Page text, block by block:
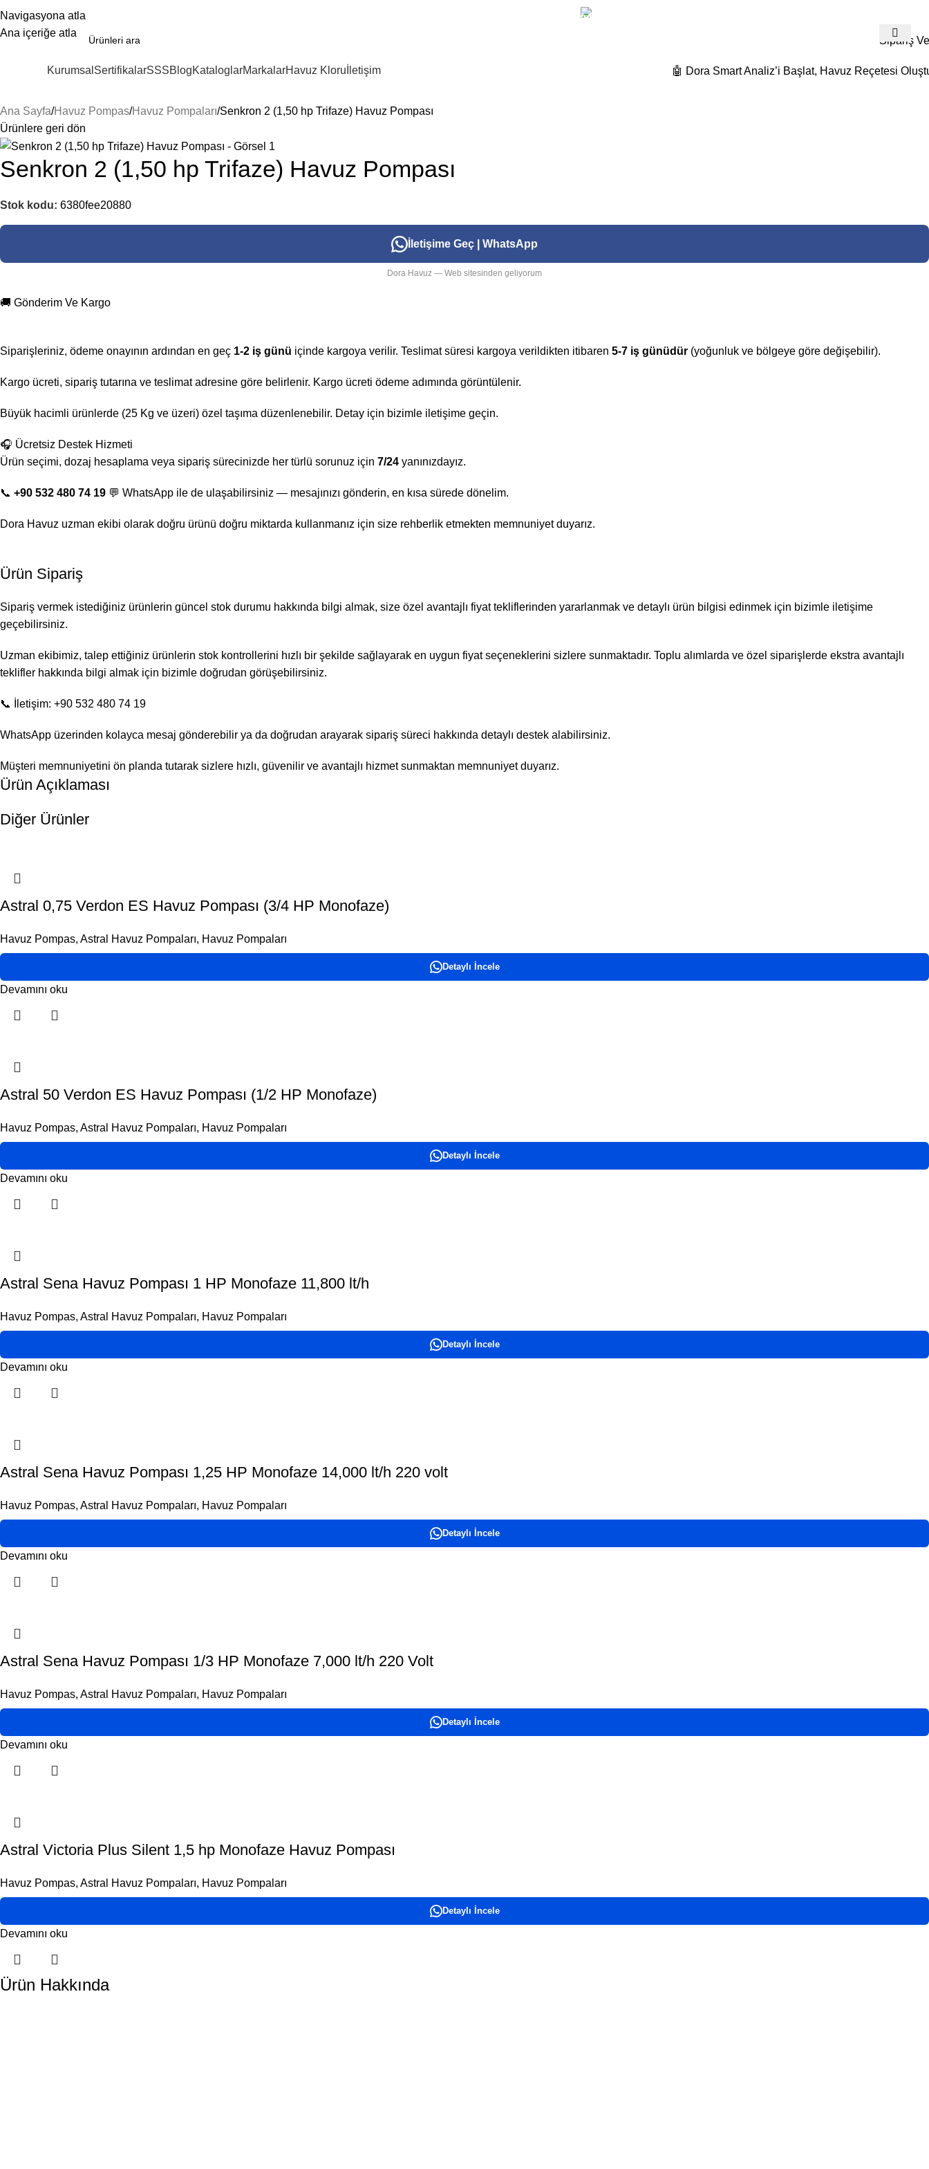
Navigasyona atla
Ana içeriğe atla
Sipariş
Kurumsal SertifikalarSSSBlogKataloglarMarkalarHavuz Kloru İletişim 🤖 Dora Smart Analiz’i Başlat, Havuz Reçetesi
Ana Sayfa Havuz Pompas Havuz Pompaları Senkron 2 (1,50 hp Trifaze) Havuz Pompası
Ürünlere geri dön
Senkron 2 (1,50 hp Trifaze) Havuz Pompası
Stok kodu: 6380fee20880
İletişime Geç | WhatsApp
Dora Havuz — Web sitesinden geliyorum
🚚 Gönderim Ve Kargo
Siparişleriniz, ödeme onayının ardından en geç 1-2 iş günü içinde kargoya verilir. Teslimat süresi kargoya verildikten itibaren 5-7 iş günüdür (yoğunluk ve bölgeye göre değişebilir).
Kargo ücreti, sipariş tutarına ve teslimat adresine göre belirlenir. Kargo ücreti ödeme adımında görüntülenir.
Büyük hacimli ürünlerde (25 Kg ve üzeri) özel taşıma düzenlenebilir. Detay için bizimle iletişime geçin.
🎧 Ücretsiz Destek Hizmeti
Ürün seçimi, dozaj hesaplama veya sipariş sürecinizde her türlü sorunuz için 7/24 yanınızdayız.
📞 +90 532 480 74 19 💬 WhatsApp ile de ulaşabilirsiniz — mesajınızı gönderin, en kısa sürede dönelim.
Dora Havuz uzman ekibi olarak doğru ürünü doğru miktarda kullanmanız için size rehberlik etmekten memnuniyet duyarız.
Ürün Sipariş
Sipariş vermek istediğiniz ürünlerin güncel stok durumu hakkında bilgi almak, size özel avantajlı fiyat tekliflerinden yararlanmak ve detaylı ürün bilgisi edinmek için bizimle iletişime
geçebilirsiniz.
Uzman ekibimiz, talep ettiğiniz ürünlerin stok kontrollerini hızlı bir şekilde sağlayarak en uygun fiyat seçeneklerini sizlere sunmaktadır. Toplu alımlarda ve özel siparişlerde ekstra avantajlı
teklifler hakkında bilgi almak için bizimle doğrudan görüşebilirsiniz.
📞 İletişim: +90 532 480 74 19
WhatsApp üzerinden kolayca mesaj gönderebilir ya da doğrudan arayarak sipariş süreci hakkında detaylı destek alabilirsiniz.
Müşteri memnuniyetini ön planda tutarak sizlere hızlı, güvenilir ve avantajlı hizmet sunmaktan memnuniyet duyarız.
Ürün Açıklaması
Diğer Ürünler
Astral 0,75 Verdon ES Havuz Pompası (3/4 HP Monofaze)
Havuz Pompas, Astral Havuz Pompaları, Havuz Pompaları
Detaylı İncele
Devamını oku
Astral 50 Verdon ES Havuz Pompası (1/2 HP Monofaze)
Havuz Pompas, Astral Havuz Pompaları, Havuz Pompaları
Detaylı İncele
Devamını oku
Astral Sena Havuz Pompası 1 HP Monofaze 11,800 lt/h
Havuz Pompas, Astral Havuz Pompaları, Havuz Pompaları
Detaylı İncele
Devamını oku
Astral Sena Havuz Pompası 1,25 HP Monofaze 14,000 lt/h 220 volt
Havuz Pompas, Astral Havuz Pompaları, Havuz Pompaları
Detaylı İncele
Devamını oku
Astral Sena Havuz Pompası 1/3 HP Monofaze 7,000 lt/h 220 Volt
Havuz Pompas, Astral Havuz Pompaları, Havuz Pompaları
Detaylı İncele
Devamını oku
Astral Victoria Plus Silent 1,5 hp Monofaze Havuz Pompası
Havuz Pompas, Astral Havuz Pompaları, Havuz Pompaları
Detaylı İncele
Devamını oku
Ürün Hakkında